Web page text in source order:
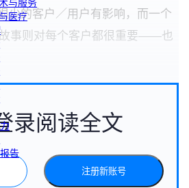
与服务
医疗
告
少的客户／用户有影响，而一个
事则对每个客户都很重要——也
录阅读全文
注册新账号